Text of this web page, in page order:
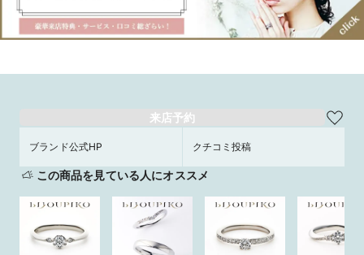
来店予約
ブランド公式HP クチコミ投稿
この商品を見ている人にオススメ